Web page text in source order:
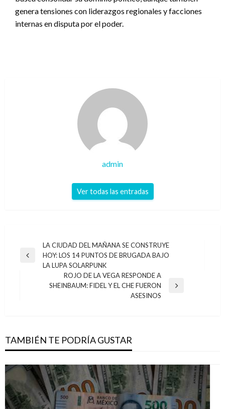
genera tensiones con liderazgos regionales y facciones
internas en disputa por el poder.
admin
Ver todas las entradas
Navegación
de
Entrada
anterior
LA CIUDAD DEL MAÑANA SE CONSTRUYE
HOY: LOS 14 PUNTOS DE BRUGADA BAJO
LA LUPA SOLARPUNK
Entrada
ROJO DE LA VEGA RESPONDE A
SHEINBAUM: FIDEL Y EL CHE FUERON
ASESINOS
TAMBIÉN TE PODRÍA GUSTAR